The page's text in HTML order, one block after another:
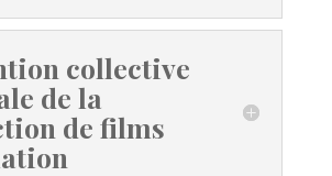
collective
de la
de films